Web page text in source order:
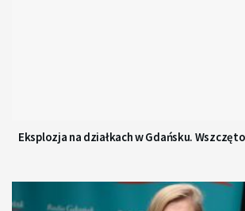
Eksplozja na działkach w Gdańsku.